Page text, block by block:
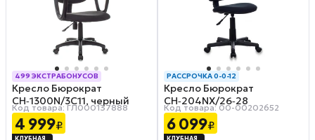
499 ЭКСТРАБОНУСОВ
ФИНАЛЬНАЯ ЦЕНА
РАССРОЧКА 0-0-12
Кресло Бюрократ
CH‑1300N/3C11, черный
Код товара: ГЛ000137888
4 999₽
РАССРОЧКА 0-0-12
Кресло Бюрократ
CH‑204NX/26‑28
Код товара: 00-00202652
6 099₽